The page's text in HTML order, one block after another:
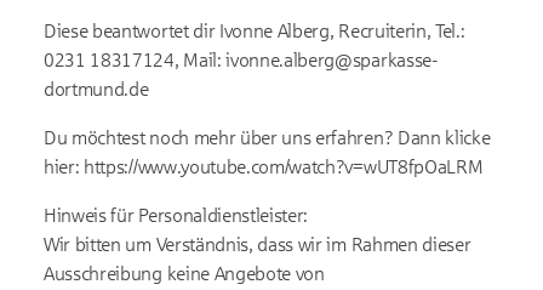
Diese beantwortet dir Ivonne Alberg, Recruiterin, Tel.:
0231 18317124, Mail: ivonne.alberg@sparkasse-
dortmund.de
Du möchtest noch mehr über uns erfahren? Dann klicke
hier: https://www.youtube.com/watch?v=wUT8fpOaLRM
Hinweis für Personaldienstleister:
Wir bitten um Verständnis, dass wir im Rahmen dieser
Ausschreibung keine Angebote von